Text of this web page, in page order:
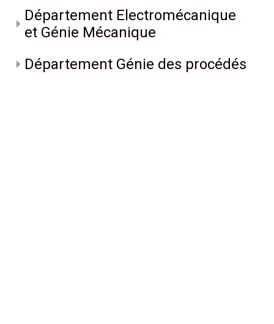
Département Electromécanique
et Génie Mécanique
Département Génie des procédés